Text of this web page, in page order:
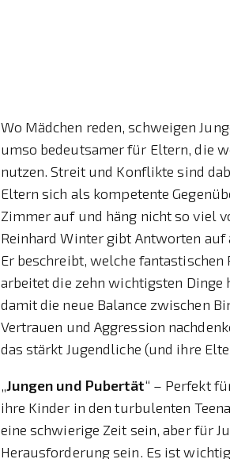
Wo Mädchen reden, schweigen
umso bedeutsamer für Eltern, die
nutzen. Streit und Konflikte sind
Eltern sich als kompetente
Zimmer auf und häng nicht so viel
Reinhard Winter gibt Antworten
Er beschreibt, welche
arbeitet die zehn wichtigsten Dinge
damit die neue Balance zwischen
Vertrauen und Aggression
das stärkt Jugendliche (und ihre
„Jungen und Pubertät“ – Perfekt
ihre Kinder in den turbulenten
eine schwierige Zeit sein, aber für
Herausforderung sein. Es ist